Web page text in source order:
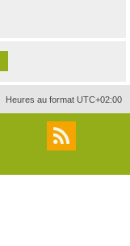
Heures au format UTC+02:00